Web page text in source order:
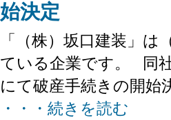
始決定
「（株）坂口建装」
ている企業です。 同
にて破産手続きの開始
・・・続きを読む